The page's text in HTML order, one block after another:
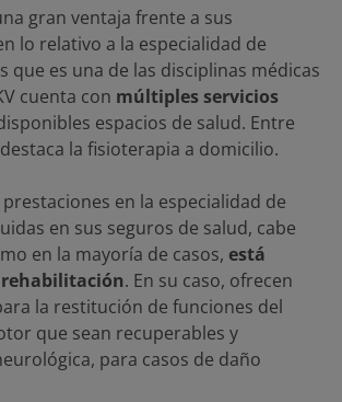
gran ventaja frente a sus
lo relativo a la especialidad de
que es una de las disciplinas médicas
cuenta con múltiples servicios
espacios de salud. Entre
la fisioterapia a domicilio.
en la especialidad de
en sus seguros de salud, cabe
en la mayoría de casos, está
. En su caso, ofrecen
la restitución de funciones del
que sean recuperables y
para casos de daño